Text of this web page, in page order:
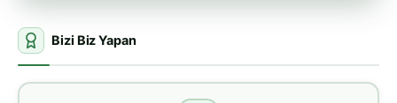
Bizi Biz Yapan